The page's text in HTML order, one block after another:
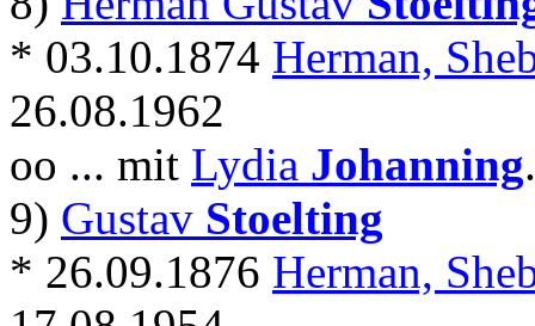
* 03.10.1874 Herman,
26.08.1962
oo ... mit Lydia Johanning.
9) Gustav Stoelting
* 26.09.1876 Herman,